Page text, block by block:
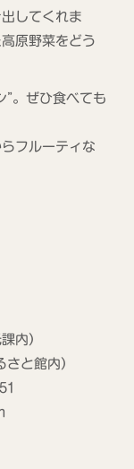
してくれま
原野菜をどう
”。ぜひ食べても
フルーティな
内）
と館内）